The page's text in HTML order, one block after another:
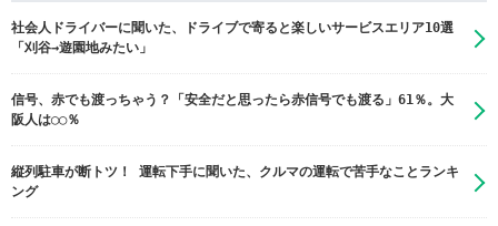
社会人ドライバーに聞いた、ドライブで寄ると楽しいサービスエリア10選
「刈谷→遊園地みたい」
信号、赤でも渡っちゃう？「安全だと思ったら赤信号でも渡る」61％。大
阪人は◯◯％
縦列駐車が断トツ！ 運転下手に聞いた、クルマの運転で苦手なことランキ
ング